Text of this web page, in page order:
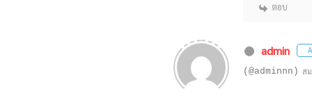
ตอบ
admin
(@adminnn) ส